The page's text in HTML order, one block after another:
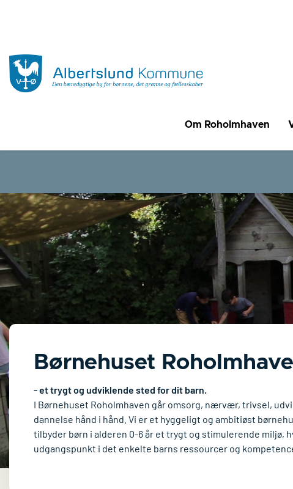
Om Roholmhaven
Børnehuset
- et trygt og udviklende sted for dit barn.
I Børnehuset Roholmhaven går omsorg, nærvær, trivsel,
dannelse hånd i hånd. Vi er et hyggeligt og ambitiøst
tilbyder børn i alderen 0-6 år et trygt og stimulerende miljø,
udgangspunkt i det enkelte barns ressourcer og